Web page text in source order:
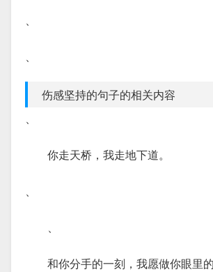
、
、
伤感坚持的句子的相关内容
、
你走天桥，我走地下道。
、
、
和你分手的一刻，我愿做你眼里